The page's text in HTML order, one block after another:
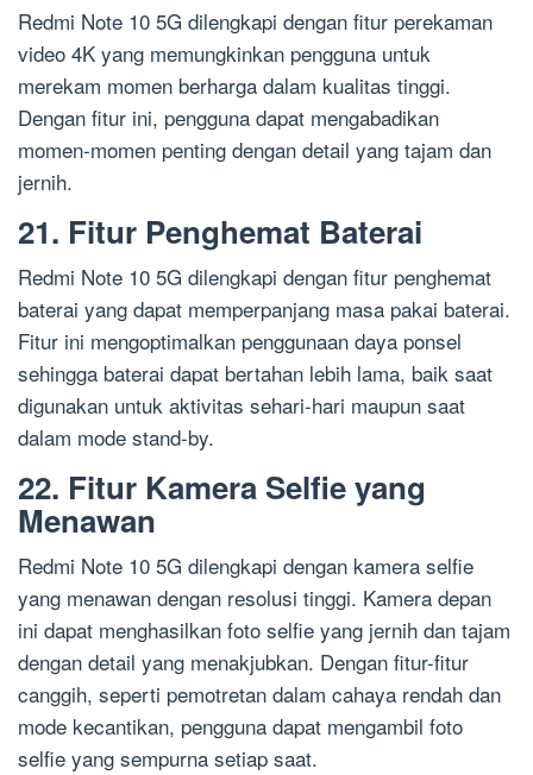
Redmi Note 10 5G dilengkapi dengan fitur perekaman
video 4K yang memungkinkan pengguna untuk
merekam momen berharga dalam kualitas tinggi.
Dengan fitur ini, pengguna dapat mengabadikan
momen-momen penting dengan detail yang tajam dan
jernih.
21. Fitur Penghemat Baterai
Redmi Note 10 5G dilengkapi dengan fitur penghemat
baterai yang dapat memperpanjang masa pakai baterai.
Fitur ini mengoptimalkan penggunaan daya ponsel
sehingga baterai dapat bertahan lebih lama, baik saat
digunakan untuk aktivitas sehari-hari maupun saat
dalam mode stand-by.
22. Fitur Kamera Selfie yang
Menawan
Redmi Note 10 5G dilengkapi dengan kamera selfie
yang menawan dengan resolusi tinggi. Kamera depan
ini dapat menghasilkan foto selfie yang jernih dan tajam
dengan detail yang menakjubkan. Dengan fitur-fitur
canggih, seperti pemotretan dalam cahaya rendah dan
mode kecantikan, pengguna dapat mengambil foto
selfie yang sempurna setiap saat.